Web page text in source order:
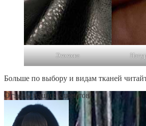
Экокожа
Больше по выбору и видам тканей
Отзывы наших клиентов